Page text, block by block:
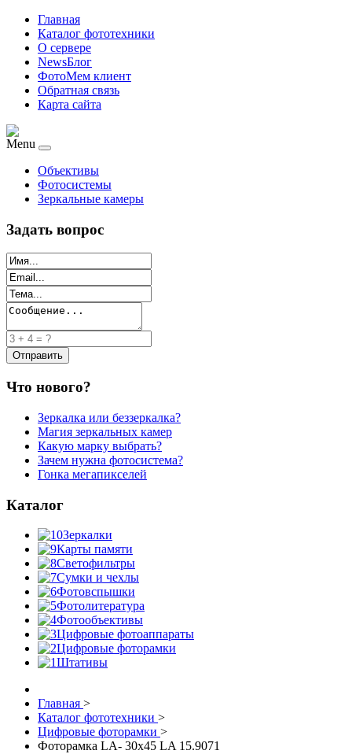
Главная
Каталог фототехники
О сервере
NewsБлог
ФотоМем клиент
Обратная связь
Карта сайта
Menu
Объективы
Фотосистемы
Зеркальные камеры
Задать вопрос
Что нового?
Зеркалка или беззеркалка?
Магия зеркальных камер
Какую марку выбрать?
Зачем нужна фотосистема?
Гонка мегапикселей
Каталог
Зеркалки
Карты памяти
Светофильтры
Сумки и чехлы
Фотовспышки
Фотолитература
Фотообъективы
Цифровые фотоаппараты
Цифровые фоторамки
Штативы
Главная >
Каталог фототехники >
Цифровые фоторамки >
Фоторамка LA- 30x45 LA 15.9071